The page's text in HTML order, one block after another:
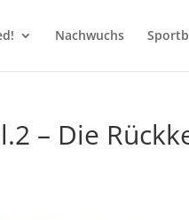
Nachwuchs
– Die